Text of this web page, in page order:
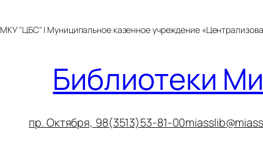
МКУ "ЦБС" | Муниципальное казенное учреждение
Библиотеки
пр. Октября, 98(3513)53-81-00